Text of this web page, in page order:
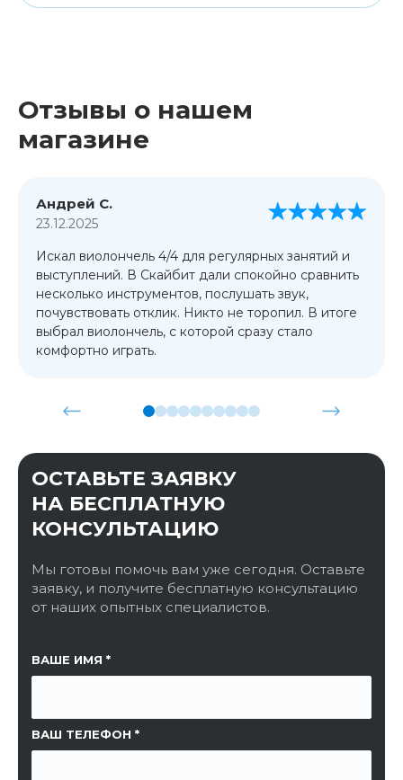
Отзывы о нашем
магазине
Андрей С.
23.12.2025
Искал виолончель 4/4 для регулярных занятий и
выступлений. В Скайбит дали спокойно сравнить
несколько инструментов, послушать звук,
почувствовать отклик. Никто не торопил. В итоге
выбрал виолончель, с которой сразу стало
комфортно играть.
ОСТАВЬТЕ ЗАЯВКУ
НА БЕСПЛАТНУЮ
КОНСУЛЬТАЦИЮ
Мы готовы помочь вам уже сегодня. Оставьте
заявку, и получите бесплатную консультацию
от наших опытных специалистов.
ВАШЕ ИМЯ
ВАШ ТЕЛЕФОН
ССЫЛКА НА СТРАНИЦУ